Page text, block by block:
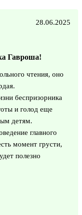
28.06.2025
Гавроша!
чтения, оно
беспризорника
и голод еще
детям.
главного
момент грусти,
полезно